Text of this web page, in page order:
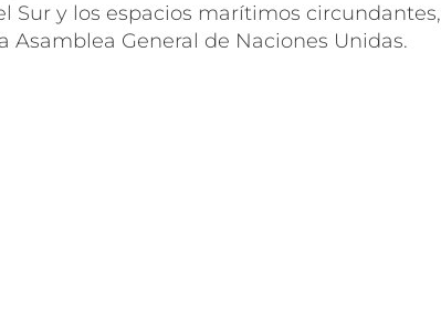
Sur y los espacios marítimos circundantes,
Asamblea General de Naciones Unidas.